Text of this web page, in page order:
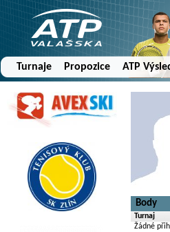
Turnaje Propozice ATP
Body
Turnaj
Žádné